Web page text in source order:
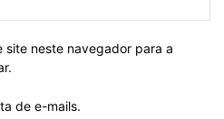
site neste navegador para a
de e-mails.